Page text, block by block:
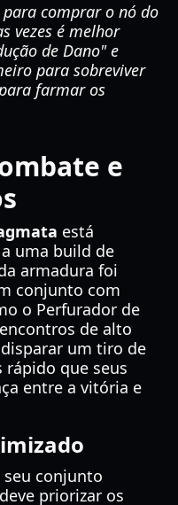
comprar o nó do
vezes é melhor
de Dano" e
para sobreviver
farmar os
e
está
uma build de
armadura foi
conjunto com
o Perfurador de
de alto
um tiro de
rápido que seus
entre a vitória e
conjunto
priorizar os